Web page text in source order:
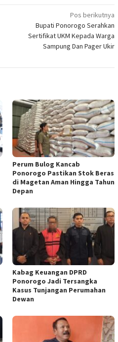
Pos berikutnya
Bupati Ponorogo Serahkan
Sertifikat UKM Kepada Warga
Sampung Dan Pager Ukir
Perum Bulog Kancab
Ponorogo Pastikan Stok Beras
di Magetan Aman Hingga Tahun
Depan
Kabag Keuangan DPRD
Ponorogo Jadi Tersangka
Kasus Tunjangan Perumahan
Dewan